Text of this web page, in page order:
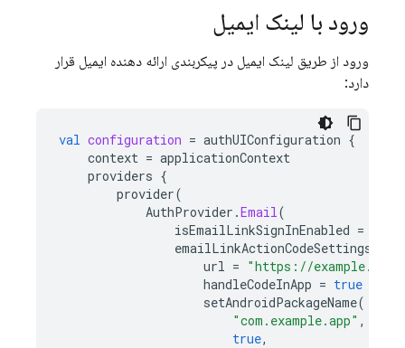
ورود با لینک ایمیل
ورود از طریق لینک ایمیل در پیکربندی ارائه دهنده ایمیل قرار
دارد:
val configuration = authUIConfiguration {
context = applicationContext
providers {
provider(
AuthProvider .Email(
isEmailLinkSignInEnabled =
emailLinkActionCodeSettings
url = "https://
handleCodeInApp = true
setAndroidPackageName(
"com.example.app" ,
true,